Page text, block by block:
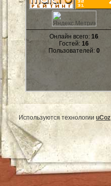
Онлайн всего:16
Гостей:16
Пользователей: 0
Используются технологии uCoz